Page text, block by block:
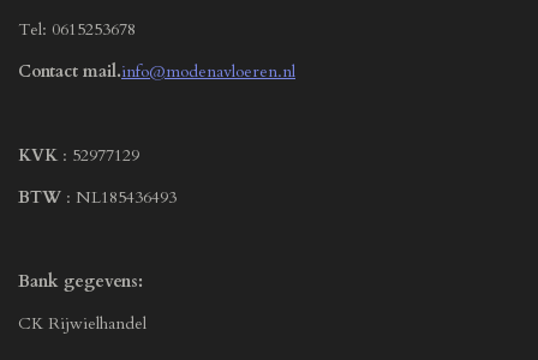
Tel: 0615253678
Contact mail.info@modenavloeren.nl
KVK : 52977129
BTW : NL185436493
Bank gegevens:
CK Rijwielhandel